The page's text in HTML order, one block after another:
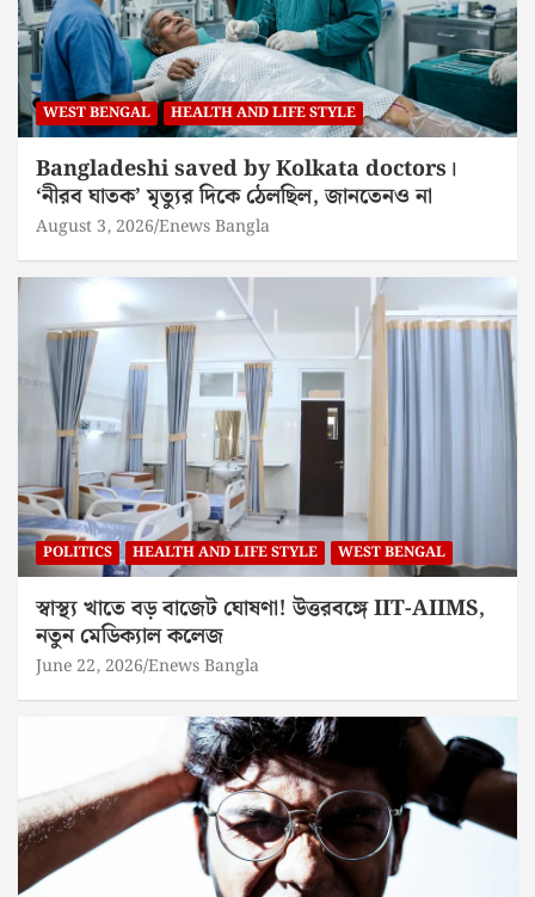
WEST BENGAL HEALTH AND LIFE STYLE
Bangladeshi saved by Kolkata doctors।
‘নীরব ঘাতক’ মৃত্যুর দিকে ঠেলছিল, জানতেনও না
August 3, 2026 Enews Bangla
POLITICS HEALTH AND LIFE STYLE WEST BENGAL
স্বাস্থ্য খাতে বড় বাজেট ঘোষণা! উত্তরবঙ্গে IIT-AIIMS,
নতুন মেডিক্যাল কলেজ
June 22, 2026 Enews Bangla